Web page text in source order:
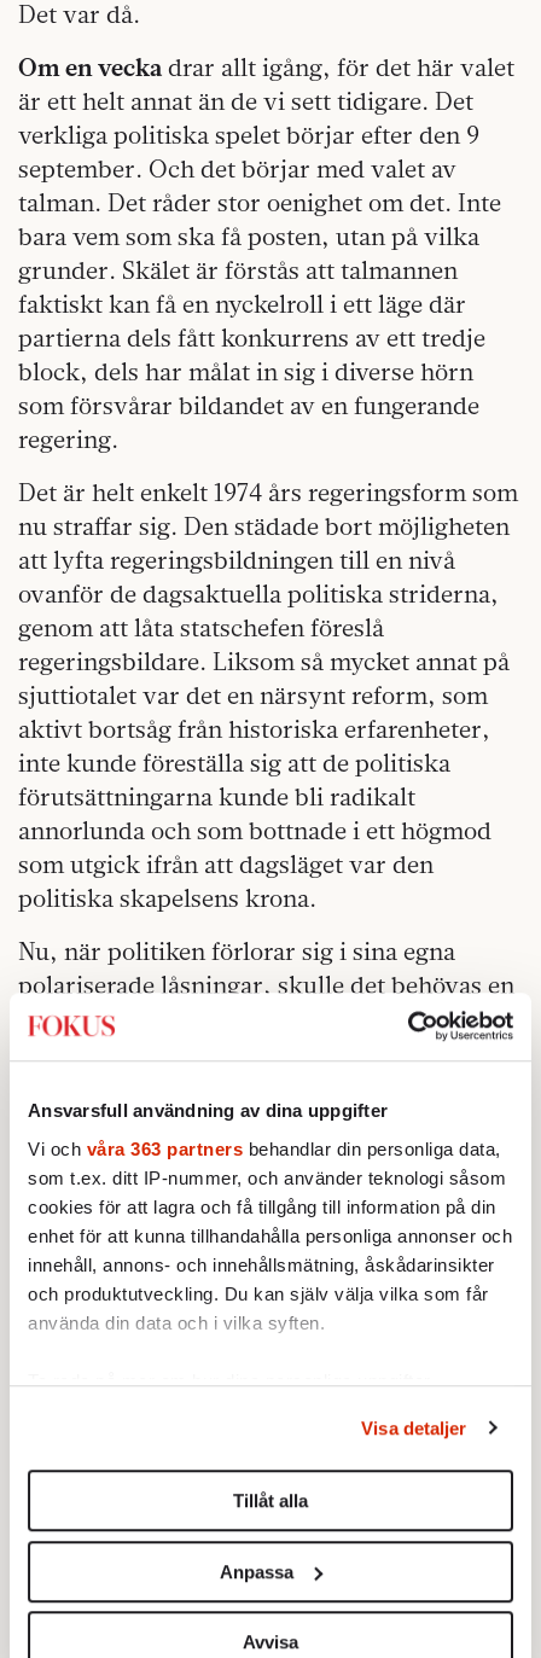
Ansvarsfull användning av dina uppgifter
Vi och våra 363 partners behandlar din personliga data,
som t.ex. ditt IP-nummer, och använder teknologi såsom
cookies för att lagra och få tillgång till information på din
enhet för att kunna tillhandahålla personliga annonser och
innehåll, annons- och innehållsmätning, åskådarinsikter
och produktutveckling. Du kan själv välja vilka som får
använda din data och i vilka syften.
Ta reda på mer om hur dina personliga uppgifter
Du kan ändra eller dra tillbaka ditt samtycke när som
helst från cookie-förklaringen.
Vi använder enhetsidentifierare för att anpassa innehållet
för sociala medier och analysera vår trafik. Vi
vidarebefordrar även sådana identifierare och annan
information från din enhet till de sociala medier och
Visa detaljer
Tillåt alla
Anpassa
Avvisa
Det var då.
Om en vecka drar allt igång, för det här valet
är ett helt annat än de vi sett tidigare. Det
verkliga politiska spelet börjar efter den 9
september. Och det börjar med valet av
talman. Det råder stor oenighet om det. Inte
bara vem som ska få posten, utan på vilka
grunder. Skälet är förstås att talmannen
faktiskt kan få en nyckelroll i ett läge där
partierna dels fått konkurrens av ett tredje
block, dels har målat in sig i diverse hörn
som försvårar bildandet av en fungerande
regering.
Det är helt enkelt 1974 års regeringsform som
nu straffar sig. Den städade bort möjligheten
att lyfta regeringsbildningen till en nivå
ovanför de dagsaktuella politiska striderna,
genom att låta statschefen föreslå
regeringsbildare. Liksom så mycket annat på
sjuttiotalet var det en närsynt reform, som
aktivt bortsåg från historiska erfarenheter,
inte kunde föreställa sig att de politiska
förutsättningarna kunde bli radikalt
annorlunda och som bottnade i ett högmod
som utgick ifrån att dagsläget var den
politiska skapelsens krona.
Nu, när politiken förlorar sig i sina egna
polariserade låsningar, skulle det behövas en
högre nivå. Just därför att
regeringsbildningen nu riskerar att urarta i
mycket bättre om ansvaret för att föreslå
regeringschef vilade på en person som inte är
politiker, som inte har egna partipolitiska
intressen och som dessutom med
nödvändighet måste ha det långa
perspektivet för ögonen.
Den förra regeringsformen